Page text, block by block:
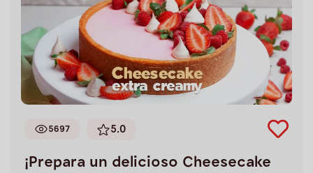
5697 5.0
¡Prepara un delicioso Cheesecake